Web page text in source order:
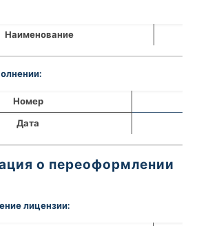
Наименование
Номер
Дата
о переоформлении
лицензии: